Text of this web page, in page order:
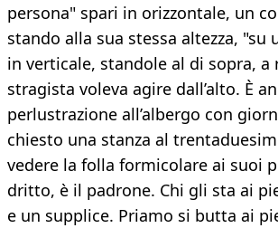
persona" spari in orizzontale, un
stando alla sua stessa altezza, "su
in verticale, standole al di sopra, a
stragista voleva agire dall’alto. È
perlustrazione all’albergo con
chiesto una stanza al
vedere la folla formicolare ai suoi
dritto, è il padrone. Chi gli sta ai
e un supplice. Priamo si butta ai